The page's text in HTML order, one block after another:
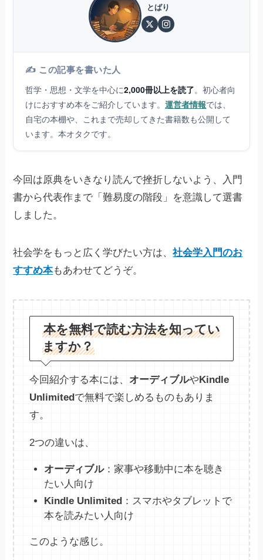
とばり
✍️ この記事を書いた人
哲学・思想・文学を中心に2,000冊以上を読了。初心者向
けにおすすめ本をご紹介しています。運営者情報では、
自宅の本棚や、これまで売却してきた書籍数も公開して
います。本オタクです。
今回は原典をいきなり読んで挫折しないよう、入門
書から代表作まで「難易度の階段」を意識して選書
しました。
社会学をもっと広く学びたい方は、社会学入門のお
すすめ本もあわせてどうぞ。
本を無料で読む方法を知ってい
ますか？
今回紹介する本には、 オーディブルやKindle
Unlimitedで無料で楽しめるものもありま
す。
2つの違いは、
オーディブル：家事や移動中に本を聴き
たい人向け
Kindle Unlimited ：スマホやタブレットで
本を読みたい人向け
このような感じ。